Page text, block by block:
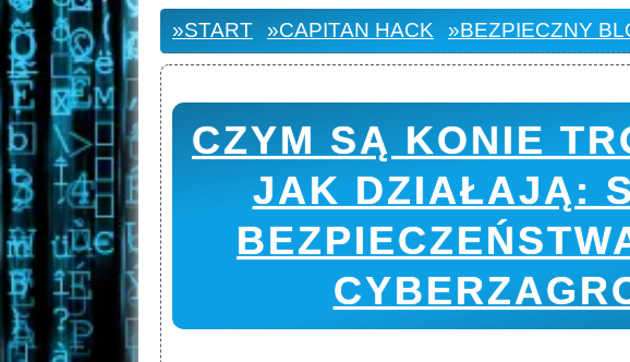
»START »CAPITAN HACK »BEZPIECZNY
CZYM SĄ KONIE
JAK DZIAŁAJĄ: